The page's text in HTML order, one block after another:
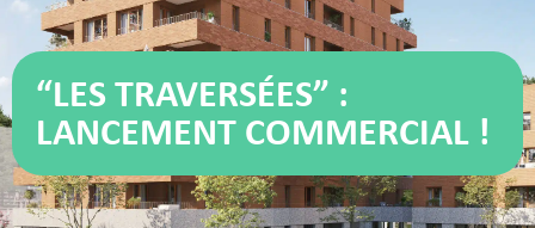
“LES TRAVERSÉES” :
LANCEMENT COMMERCIAL !